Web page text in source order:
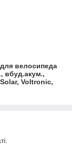
велосипеда
вбуд.акум.,
Voltronic,